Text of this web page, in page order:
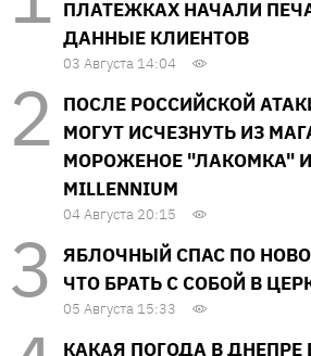
ПЛАТЕЖКАХ НАЧАЛИ
ДАННЫЕ КЛИЕНТОВ
03 Августа 14:04
ПОСЛЕ РОССИЙСКОЙ
МОГУТ ИСЧЕЗНУТЬ ИЗ
МОРОЖЕНОЕ "ЛАКОМКА"
MILLENNIUM
04 Августа 20:15
ЯБЛОЧНЫЙ СПАС ПО
ЧТО БРАТЬ С СОБОЙ В
05 Августа 15:33
КАКАЯ ПОГОДА В ДНЕПРЕ